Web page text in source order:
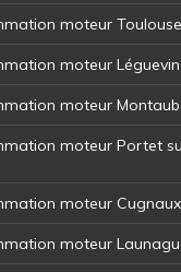
moteur Toulouse
moteur Léguevin
moteur
moteur Portet
moteur Cugnaux
moteur